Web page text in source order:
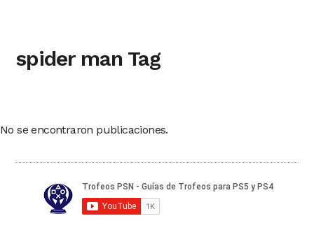
spider man Tag
No se encontraron publicaciones.